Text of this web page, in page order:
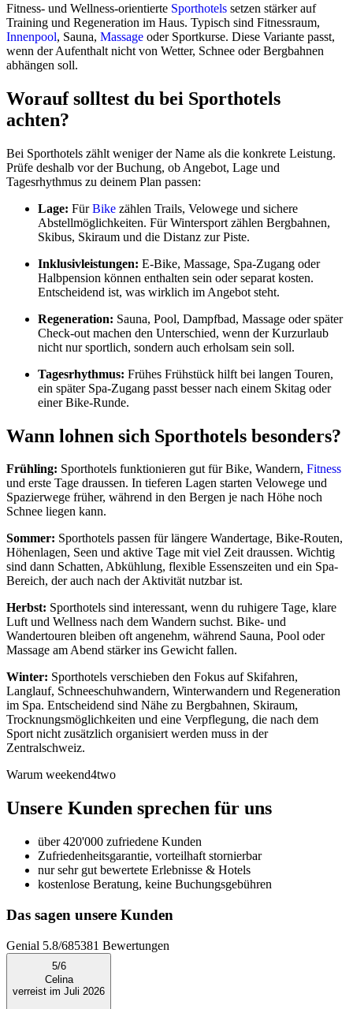
Fitness- und Wellness-orientierte Sporthotels setzen stärker auf
Training und Regeneration im Haus. Typisch sind Fitnessraum,
Innenpool, Sauna, Massage oder Sportkurse. Diese Variante passt,
wenn der Aufenthalt nicht von Wetter, Schnee oder Bergbahnen
abhängen soll.
Worauf solltest du bei Sporthotels
achten?
Bei Sporthotels zählt weniger der Name als die konkrete Leistung.
Prüfe deshalb vor der Buchung, ob Angebot, Lage und
Tagesrhythmus zu deinem Plan passen:
Lage: FürBike zählen Trails, Velowege und sichere
Abstellmöglichkeiten. Für Wintersport zählen Bergbahnen,
Skibus, Skiraum und die Distanz zur Piste.
Inklusivleistungen: E-Bike, Massage, Spa-Zugang oder
Halbpension können enthalten sein oder separat kosten.
Entscheidend ist, was wirklich im Angebot steht.
Regeneration: Sauna, Pool, Dampfbad, Massage oder später
Check-out machen den Unterschied, wenn der Kurzurlaub
nicht nur sportlich, sondern auch erholsam sein soll.
Tagesrhythmus: Frühes Frühstück hilft bei langen Touren,
ein später Spa-Zugang passt besser nach einem Skitag oder
einer Bike-Runde.
Wann lohnen sich Sporthotels besonders?
Frühling: Sporthotels funktionieren gut für Bike, Wandern, Fitness
und erste Tage draussen. In tieferen Lagen starten Velowege und
Spazierwege früher, während in den Bergen je nach Höhe noch
Schnee liegen kann.
Sommer: Sporthotels passen für längere Wandertage, Bike-Routen,
Höhenlagen, Seen und aktive Tage mit viel Zeit draussen. Wichtig
sind dann Schatten, Abkühlung, flexible Essenszeiten und ein Spa-
Bereich, der auch nach der Aktivität nutzbar ist.
Herbst: Sporthotels sind interessant, wenn du ruhigere Tage, klare
Luft und Wellness nach dem Wandern suchst. Bike- und
Wandertouren bleiben oft angenehm, während Sauna, Pool oder
Massage am Abend stärker ins Gewicht fallen.
Winter: Sporthotels verschieben den Fokus auf Skifahren,
Langlauf, Schneeschuhwandern, Winterwandern und Regeneration
im Spa. Entscheidend sind Nähe zu Bergbahnen, Skiraum,
Trocknungsmöglichkeiten und eine Verpflegung, die nach dem
Sport nicht zusätzlich organisiert werden muss in der
Zentralschweiz.
Warum weekend4two
Unsere Kunden sprechen für uns
über 420'000 zufriedene Kunden
Zufriedenheitsgarantie, vorteilhaft stornierbar
nur sehr gut bewertete Erlebnisse & Hotels
kostenlose Beratung, keine Buchungsgebühren
Das sagen unsere Kunden
Genial 5.8/685381 Bewertungen
5/6
Celina
verreist im Juli 2026